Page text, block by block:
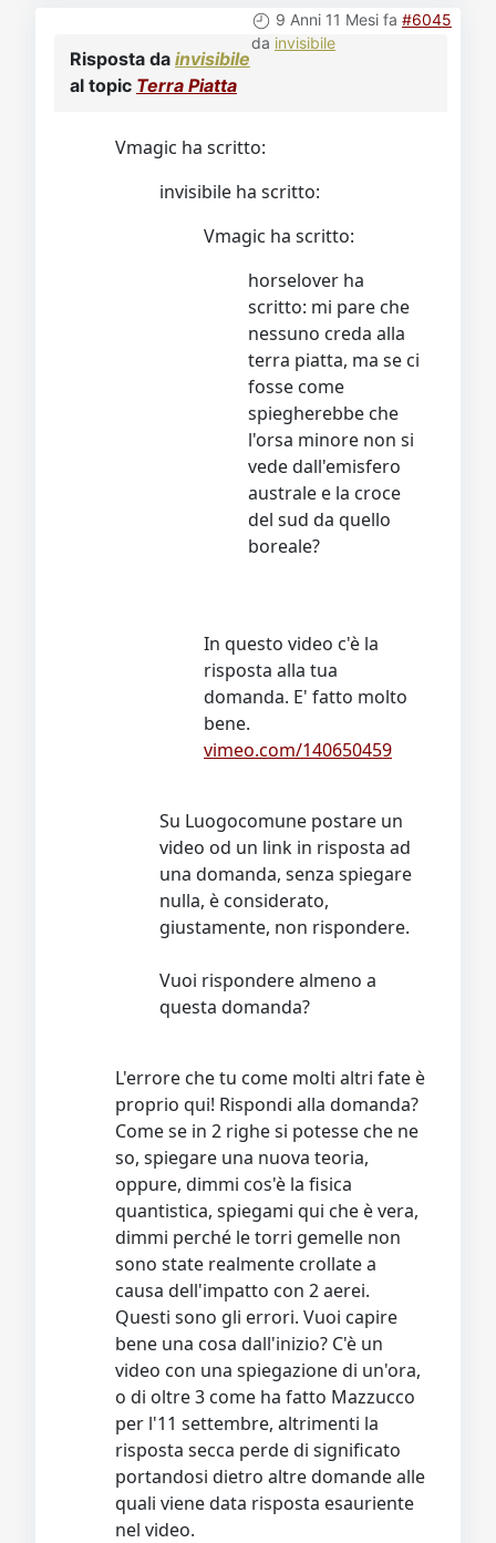
9 Anni 11 Mesi fa #6045
da invisibile
Risposta da invisibile
al topic Terra Piatta
Vmagic ha scritto:
invisibile ha scritto:
Vmagic ha scritto:
horselover ha
scritto: mi pare che
nessuno creda alla
terra piatta, ma se ci
fosse come
spiegherebbe che
l'orsa minore non si
vede dall'emisfero
australe e la croce
del sud da quello
boreale?
In questo video c'è la
risposta alla tua
domanda. E' fatto molto
bene.
vimeo.com/140650459
Su Luogocomune postare un
video od un link in risposta ad
una domanda, senza spiegare
nulla, è considerato,
giustamente, non rispondere.
Vuoi rispondere almeno a
questa domanda?
L'errore che tu come molti altri fate è
proprio qui! Rispondi alla domanda?
Come se in 2 righe si potesse che ne
so, spiegare una nuova teoria,
oppure, dimmi cos'è la fisica
quantistica, spiegami qui che è vera,
dimmi perché le torri gemelle non
sono state realmente crollate a
causa dell'impatto con 2 aerei.
Questi sono gli errori. Vuoi capire
bene una cosa dall'inizio? C'è un
video con una spiegazione di un'ora,
o di oltre 3 come ha fatto Mazzucco
per l'11 settembre, altrimenti la
risposta secca perde di significato
portandosi dietro altre domande alle
quali viene data risposta esauriente
nel video.